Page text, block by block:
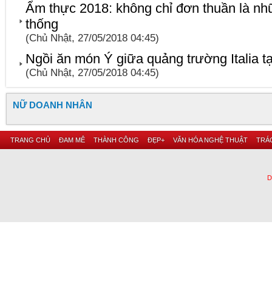
Ẩm thực 2018: không chỉ đơn thuần là
thống
(Chủ Nhật, 27/05/2018 04:45)
Ngồi ăn món Ý giữa quảng trường Italia
(Chủ Nhật, 27/05/2018 04:45)
NỮ DOANH NHÂN
TRANG CHỦ ĐAM MÊ THÀNH CÔNG ĐẸP+ VĂN HÓA NGHỆ THUẬT